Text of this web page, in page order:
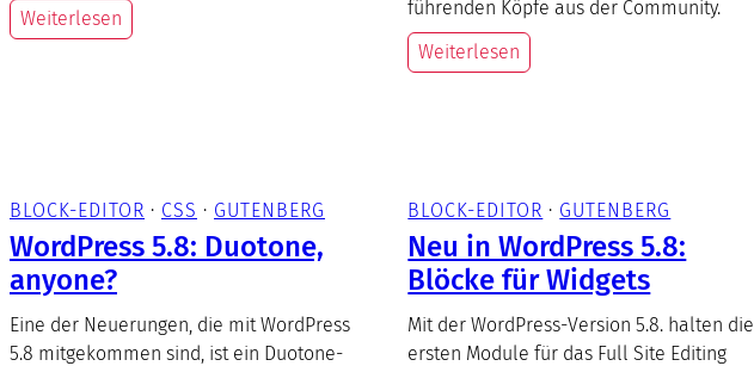
Weiterlesen
führenden Köpfe aus der Community.
Weiterlesen
BLOCK-EDITOR · CSS · GUTENBERG
WordPress 5.8: Duotone,
anyone?
Eine der Neuerungen, die mit WordPress
5.8 mitgekommen sind, ist ein Duotone-
BLOCK-EDITOR · GUTENBERG
Neu in WordPress 5.8:
Blöcke für Widgets
Mit der WordPress-Version 5.8. halten die
ersten Module für das Full Site Editing